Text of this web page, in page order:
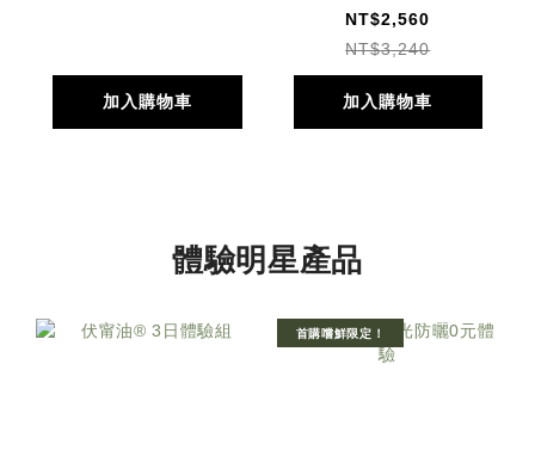
加入購物車
NT$2,560
NT$3,240
加入購物車
體驗明星產品
首購嚐鮮限定！